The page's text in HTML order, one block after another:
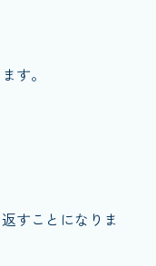
す。
すことになりま